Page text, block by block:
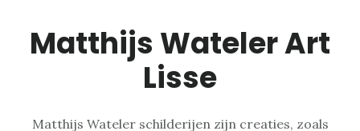
Matthijs Wateler Art
Lisse
Matthijs Wateler schilderijen zijn creaties, zoals